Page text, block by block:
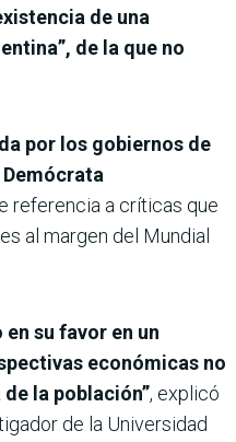
de una
de la que no
por los gobiernos de
referencia a críticas que
al margen del Mundial
su favor en un
económicas no
la población”, explicó
de la Universidad